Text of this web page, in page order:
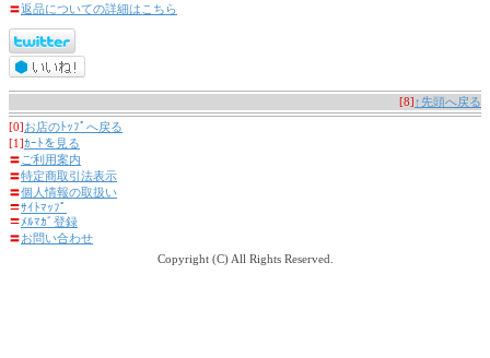
〓返品についての詳細はこちら
[8]↑先頭へ戻る
[0]お店のﾄｯﾌﾟへ戻る
[1]ｶｰﾄを見る
〓 ご利用案内
〓特定商取引法表示
〓個人情報の取扱い
〓ｻｲﾄﾏｯﾌﾟ
〓ﾒﾙﾏｶﾞ登録
〓お問い合わせ
Copyright (C) All Rights Reserved.